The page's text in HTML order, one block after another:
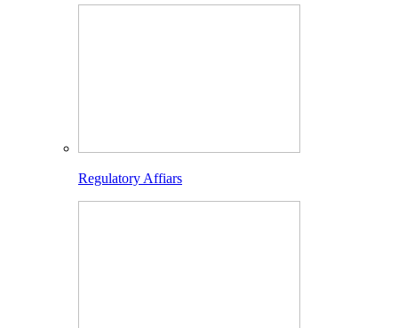
Regulatory Affiars